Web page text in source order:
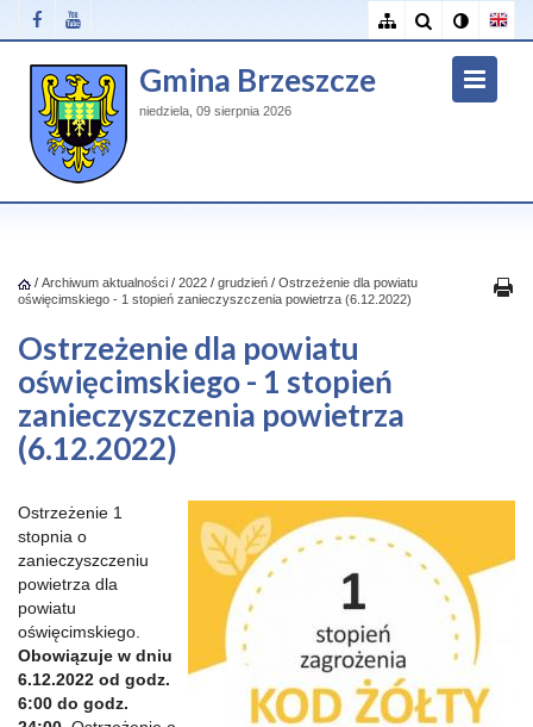
Gmina Brzeszcze
niedziela, 09 sierpnia 2026
/ Archiwum aktualności / 2022 / grudzień / Ostrzeżenie dla powiatu
oświęcimskiego - 1 stopień zanieczyszczenia powietrza (6.12.2022)
Ostrzeżenie dla powiatu
oświęcimskiego - 1 stopień
zanieczyszczenia powietrza
(6.12.2022)
Ostrzeżenie 1
stopnia o
zanieczyszczeniu
powietrza dla
powiatu
oświęcimskiego.
Obowiązuje w dniu
6.12.2022 od godz.
6:00 do godz.